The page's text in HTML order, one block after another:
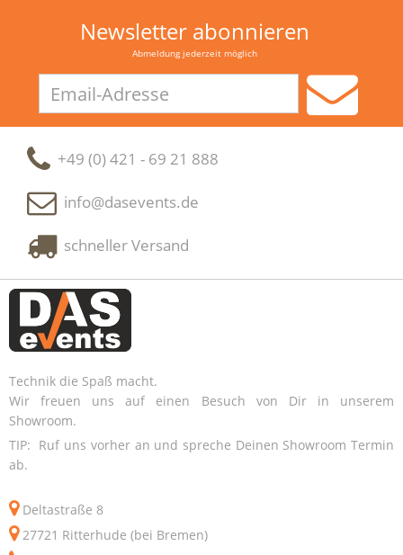
Newsletter abonnieren
Abmeldung jederzeit möglich
Adresse
+49 (0) 421 - 69 21 888
info@dasevents.de
schneller Versand
Technik die Spaß macht.
Wir freuen uns auf einen Besuch von Dir in unserem
Showroom.
TIP: Ruf uns vorher an und spreche Deinen Showroom Termin
ab.
Deltastraße 8
27721 Ritterhude (bei Bremen)